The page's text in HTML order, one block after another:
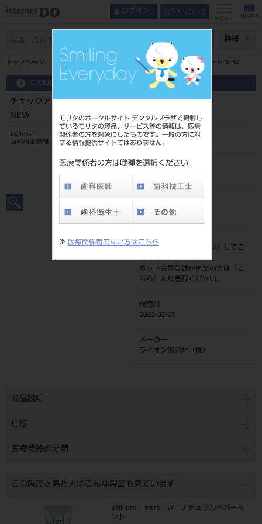
モリタのポータルサイト デンタルプラザで掲載し
ているモリタの製品、サービス等の情報は、医療
関係者の方を対象にしたものです。一般の方に対
する情報提供サイトではありません。
医療関係者の方は職種を選択ください。
≫ 医療関係者でない方はこちら
ログイン お問い合わせ
メニュー
詳細
トップページ チェックアップ スタンダード マイルドピュアミント NEW
この商品に関するお問い合わせ
チェックアップ スタンダード マイルドピュアミント
NEW
Tooth Past
歯科用歯磨剤
品目コード
205060784
JAN/EANコード
4903301329770
標準価格
価格の確認は『
ログイン
』してご
覧ください。
ネット会員登録がまだの方は『
こ
ちら
』より登録ください。
発売日
2022/02/21
メーカー
ライオン歯科材（株）
商品説明
仕様
医療機器の分類
この製品を見た人はこんな製品も見ています
Brilliant more W ナチュラルペパーミ
ント